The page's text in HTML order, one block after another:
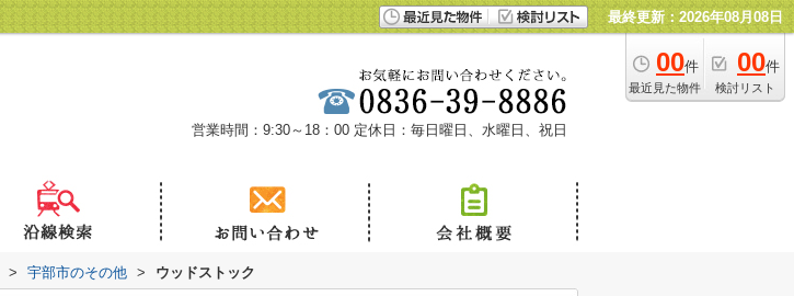
最終更新：2026年08月08日
00件
最近見た物件
00件
検討リスト
営業時間：9:30～18：00 定休日：毎日曜日、水曜日、祝日
> 宇部市のその他 > ウッドストック